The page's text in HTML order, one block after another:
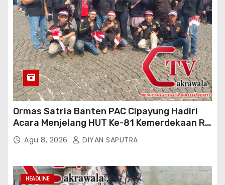
Ormas Satria Banten PAC Cipayung Hadiri
Acara Menjelang HUT Ke-81 Kemerdekaan RI
Di Silang Monas
Agu 8, 2026 DIYAN SAPUTRA
HEADLINE